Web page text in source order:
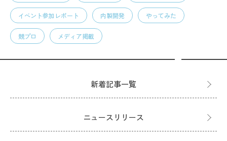
イベント参加レポート 内製開発 やってみた
競プロ メディア掲載
新着記事一覧
ニュースリリース